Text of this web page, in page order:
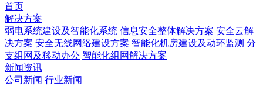
首页
解决方案
弱电系统建设及智能化系统 信息安全整体解决方案 安全云解
决方案 安全无线网络建设方案 智能化机房建设及动环监测 分
支组网及移动办公 智能化组网解决方案
新闻资讯
公司新闻 行业新闻